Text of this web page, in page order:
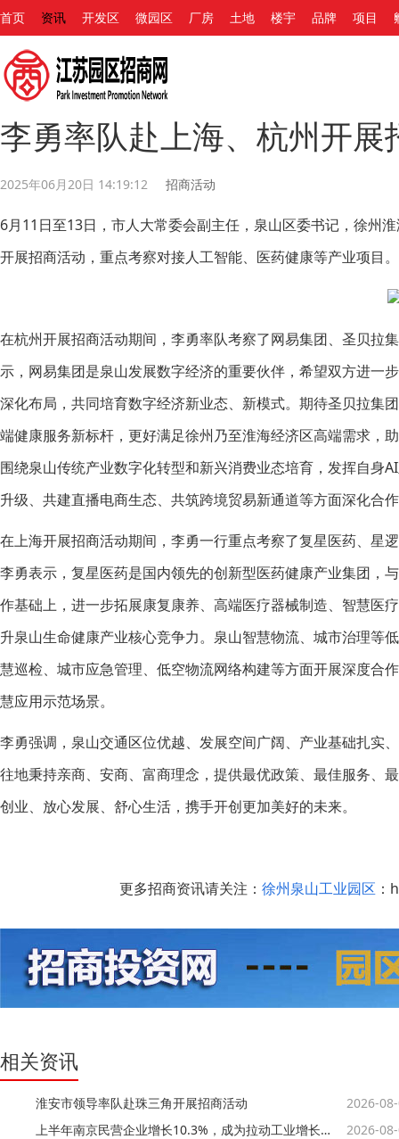
首页 资讯 开发区 微园区 厂房 土地 楼宇 品牌 项目
李勇率队赴上海、杭州开展
2025年06月20日 14:19:12 招商活动
6月11日至13日，市人大常委会副主任，泉山区委书记，徐州
开展招商活动，重点考察对接人工智能、医药健康等产业项目。
在杭州开展招商活动期间，李勇率队考察了网易集团、圣贝拉
示，网易集团是泉山发展数字经济的重要伙伴，希望双方进一
深化布局，共同培育数字经济新业态、新模式。期待圣贝拉集
端健康服务新标杆，更好满足徐州乃至淮海经济区高端需求，
围绕泉山传统产业数字化转型和新兴消费业态培育，发挥自身
升级、共建直播电商生态、共筑跨境贸易新通道等方面深化合
在上海开展招商活动期间，李勇一行重点考察了复星医药、星
李勇表示，复星医药是国内领先的创新型医药健康产业集团，
作基础上，进一步拓展康复康养、高端医疗器械制造、智慧医
升泉山生命健康产业核心竞争力。泉山智慧物流、城市治理等
慧巡检、城市应急管理、低空物流网络构建等方面开展深度合
慧应用示范场景。
李勇强调，泉山交通区位优越、发展空间广阔、产业基础扎实
往地秉持亲商、安商、富商理念，提供最优政策、最佳服务、
创业、放心发展、舒心生活，携手开创更加美好的未来。
更多招商资讯请关注： 徐州泉山工业园区
相关资讯
淮安市领导率队赴珠三角开展招商活动
2026-
上半年南京民营企业增长10.3%，成为拉动工业增长的“主引擎”
2026-